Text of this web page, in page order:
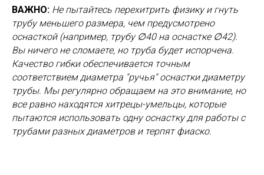
ВАЖНО: Не пытайтесь перехитрить физику и гнуть
трубу меньшего размера, чем предусмотрено
оснасткой (например, трубу ∅40 на оснастке ∅42).
Вы ничего не сломаете, но труба будет испорчена.
Качество гибки обеспечивается точным
соответствием диаметра "ручья" оснастки диаметру
трубы. Мы регулярно обращаем на это внимание, но
все равно находятся хитрецы-умельцы, которые
пытаются использовать одну оснастку для работы с
трубами разных диаметров и терпят фиаско.